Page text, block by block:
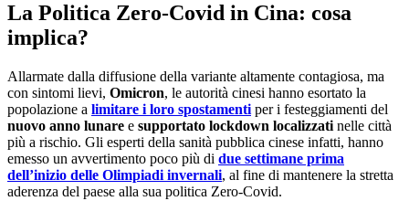
La Politica Zero-Covid in Cina: cosa
implica?
Allarmate dalla diffusione della variante altamente contagiosa, ma
con sintomi lievi, Omicron, le autorità cinesi hanno esortato la
popolazione a limitare i loro spostamenti per i festeggiamenti del
nuovo anno lunare e supportato lockdown localizzati nelle città
più a rischio. Gli esperti della sanità pubblica cinese infatti, hanno
emesso un avvertimento poco più di due settimane prima
dell’inizio delle Olimpiadi invernali, al fine di mantenere la stretta
aderenza del paese alla sua politica Zero-Covid.